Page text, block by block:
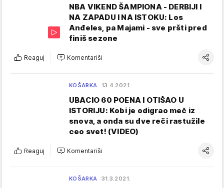
NBA VIKEND ŠAMPIONA - DERBIJI I
NA ZAPADU I NA ISTOKU: Los
Anđeles, pa Majami - sve pršti pred
finiš sezone
Reaguj Komentariši
KOŠARKA 13.4.2021.
UBACIO 60 POENA I OTIŠAO U
ISTORIJU: Kobi je odigrao meč iz
snova, a onda su dve reči rastužile
ceo svet! (VIDEO)
Reaguj Komentariši
KOŠARKA 31.3.2021.